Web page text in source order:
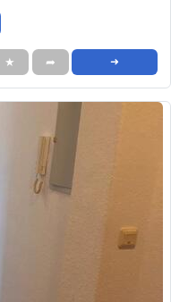
★ ➦ ➜